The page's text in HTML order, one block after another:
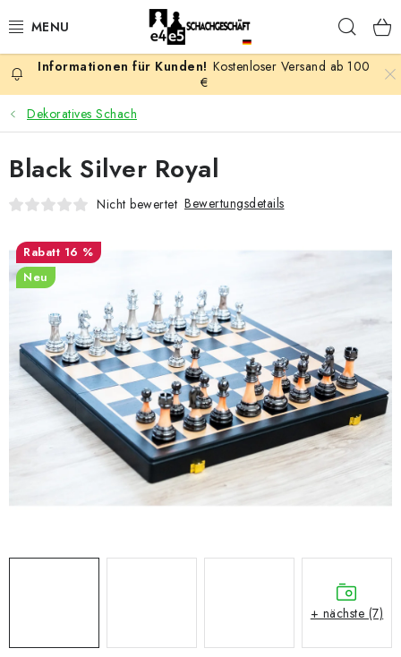
Inhalt
AKTION
SCHACHSPIELE
SCHACHFIGUREN
SCHACHBRETTER
SCHACHUHREN
SCHACHBÜCHER
SCHACH-ANTIQUITÄTENLADEN
SCHACH ONLINE
SCHACH-MERCH
Kostenloser Versand ab 100
€
Dekoratives Schach
Black Silver Royal
Nicht bewertet Bewertungsdetails
16 %
Neu
+ nächste (7)